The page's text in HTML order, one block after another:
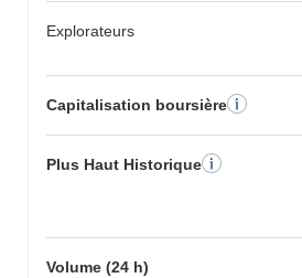
Explorateurs
Capitalisation boursière
Plus Haut Historique
Volume (24 h)